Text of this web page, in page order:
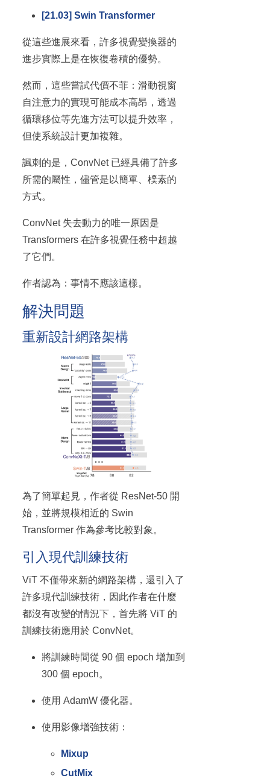
[21.03] Swin Transformer
從這些進展來看，許多視覺變換器的
進步實際上是在恢復卷積的優勢。
然而，這些嘗試代價不菲：滑動視窗
自注意力的實現可能成本高昂，透過
循環移位等先進方法可以提升效率，
但使系統設計更加複雜。
諷刺的是，ConvNet 已經具備了許多
所需的屬性，儘管是以簡單、樸素的
方式。
ConvNet 失去動力的唯一原因是
Transformers 在許多視覺任務中超越
了它們。
作者認為：事情不應該這樣。
解決問題
重新設計網路架構
為了簡單起見，作者從 ResNet-50 開
始，並將規模相近的 Swin
Transformer 作為參考比較對象。
引入現代訓練技術
ViT 不僅帶來新的網路架構，還引入了
許多現代訓練技術，因此作者在什麼
都沒有改變的情況下，首先將 ViT 的
訓練技術應用於 ConvNet。
將訓練時間從 90 個 epoch 增加到
300 個 epoch。
使用 AdamW 優化器。
使用影像增強技術：
Mixup
CutMix